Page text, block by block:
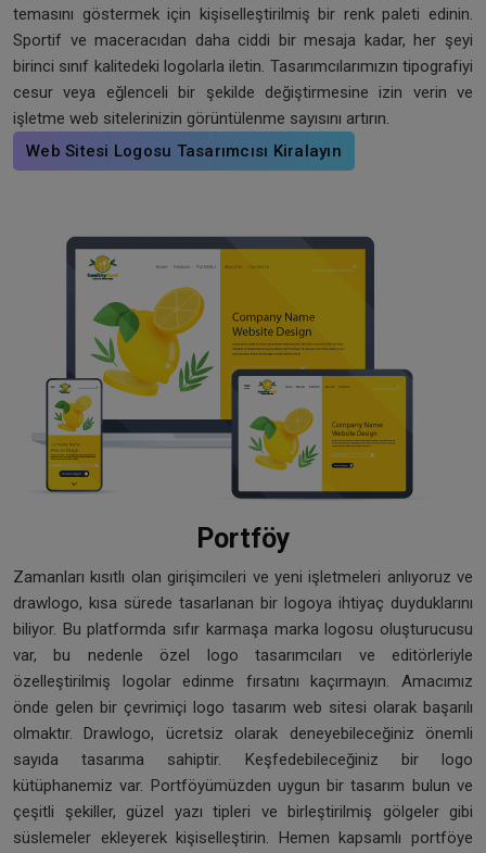
temasını göstermek için kişiselleştirilmiş bir renk paleti edinin.
Sportif ve maceracıdan daha ciddi bir mesaja kadar, her şeyi
birinci sınıf kalitedeki logolarla iletin. Tasarımcılarımızın tipografiyi
cesur veya eğlenceli bir şekilde değiştirmesine izin verin ve
işletme web sitelerinizin görüntülenme sayısını artırın.
Web Sitesi Logosu Tasarımcısı Kiralayın
Portföy
Zamanları kısıtlı olan girişimcileri ve yeni işletmeleri anlıyoruz ve
drawlogo, kısa sürede tasarlanan bir logoya ihtiyaç duyduklarını
biliyor. Bu platformda sıfır karmaşa marka logosu oluşturucusu
var, bu nedenle özel logo tasarımcıları ve editörleriyle
özelleştirilmiş logolar edinme fırsatını kaçırmayın. Amacımız
önde gelen bir çevrimiçi logo tasarım web sitesi olarak başarılı
olmaktır. Drawlogo, ücretsiz olarak deneyebileceğiniz önemli
sayıda tasarıma sahiptir. Keşfedebileceğiniz bir logo
kütüphanemiz var. Portföyümüzden uygun bir tasarım bulun ve
çeşitli şekiller, güzel yazı tipleri ve birleştirilmiş gölgeler gibi
süslemeler ekleyerek kişiselleştirin. Hemen kapsamlı portföye